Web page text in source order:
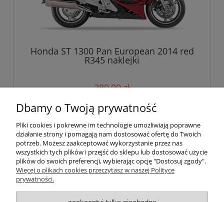
Honda ST 1300 Pan European 2014 red
R345 naklejki
280,00 zł
do koszyka
Pomoc
Dbamy o Twoją prywatność
Pliki cookies i pokrewne im technologie umożliwiają poprawne
działanie strony i pomagają nam dostosować ofertę do Twoich
potrzeb. Możesz zaakceptować wykorzystanie przez nas
wszystkich tych plików i przejść do sklepu lub dostosować użycie
plików do swoich preferencji, wybierając opcję "Dostosuj zgody".
Więcej o plikach cookies przeczytasz w naszej Polityce
prywatności.